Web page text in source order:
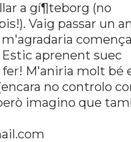
a gí¶teborg (no
Vaig passar un
m'agradaria
aprenent suec
M'aniria molt bé
no controlo
imagino que